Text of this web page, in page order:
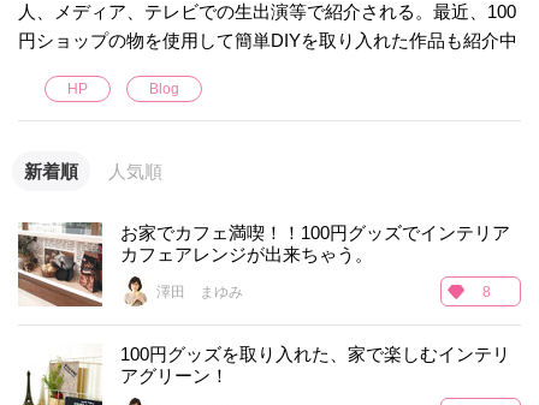
人、メディア、テレビでの生出演等で紹介される。最近、100
円ショップの物を使用して簡単DIYを取り入れた作品も紹介中
HP Blog
新着順 人気順
お家でカフェ満喫！！100円グッズでインテリア
カフェアレンジが出来ちゃう。
澤田 まゆみ 8
100円グッズを取り入れた、家で楽しむインテリ
アグリーン！